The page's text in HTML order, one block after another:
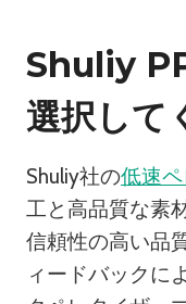
Shuliy
選択して
Shuliy社の低速
工と高品質な素
信頼性の高い品
ィードバックに